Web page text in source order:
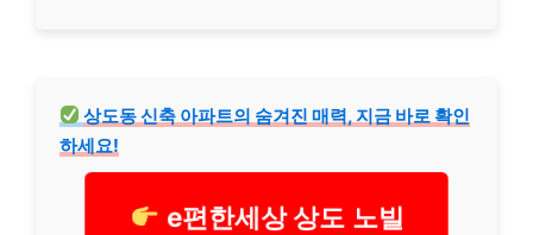
상도동 신축 아파트의 숨겨진 매력, 지금 바로 확인
하세요!
e편한세상 상도 노빌